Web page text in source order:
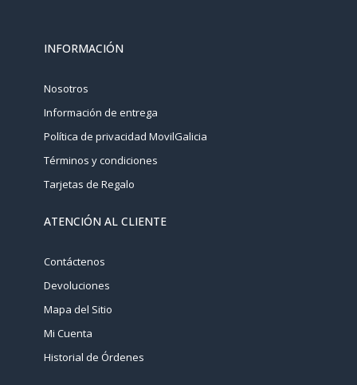
INFORMACIÓN
Nosotros
Información de entrega
Política de privacidad MovilGalicia
Términos y condiciones
Tarjetas de Regalo
ATENCIÓN AL CLIENTE
Contáctenos
Devoluciones
Mapa del Sitio
Mi Cuenta
Historial de Órdenes